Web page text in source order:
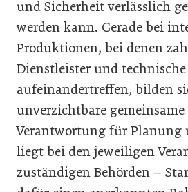
und Sicherheit verlässlich
werden kann. Gerade bei
Produktionen, bei denen
Dienstleister und technische
aufeinandertreffen, bilden
unverzichtbare gemeinsame
Verantwortung für Planung
liegt bei den jeweiligen
zuständigen Behörden –